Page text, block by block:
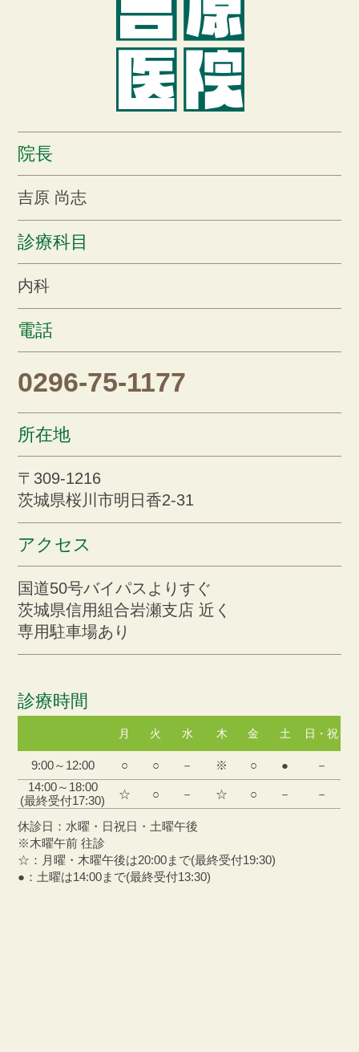
院長
吉原 尚志
診療科目
内科
電話
0296-75-1177
所在地
〒309-1216
茨城県桜川市明日香2-31
アクセス
国道50号バイパスよりすぐ
茨城県信用組合岩瀬支店 近く
専用駐車場あり
診療時間
月 火 水 木 金 土 日・祝
9:00～12:00 ○ ○ － ※ ○ ●
－
14:00～18:00
(最終受付17:30)
☆ ○ － ☆ ○ － －
休診日：水曜・日祝日・土曜午後
※木曜午前 往診
☆：月曜・木曜午後は20:00まで(最終受付19:30)
●：土曜は14:00まで(最終受付13:30)